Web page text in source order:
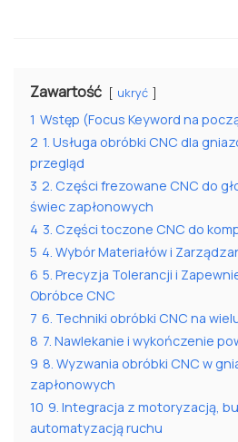
Zawartość ukryć
1 Wstęp (Focus Keyword na
2 1. Usługa obróbki CNC dla
przegląd
3 2. Części frezowane CNC do
świec zapłonowych
4 3. Części toczone CNC do
5 4. Wybór Materiałów i
6 5. Precyzja Tolerancji i
Obróbce CNC
7 6. Techniki obróbki CNC na
8 7. Nawlekanie i wykończenie
9 8. Wyzwania obróbki CNC w
zapłonowych
10 9. Integracja z motoryzacją,
automatyzacją ruchu